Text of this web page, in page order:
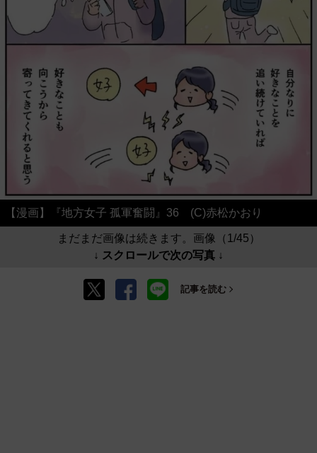
【漫画】『地方女子 孤軍奮闘』36 (C)赤松かおり
まだまだ画像は続きます。画像（1/45）
↓ スクロールで次の写真 ↓
記事を読む